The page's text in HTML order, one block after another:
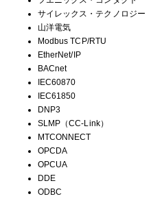
サイレックス・テクノロジー
山洋電気
Modbus TCP/RTU
EtherNet/IP
BACnet
IEC60870
IEC61850
DNP3
SLMP（CC-Link）
MTCONNECT
OPCDA
OPCUA
DDE
ODBC